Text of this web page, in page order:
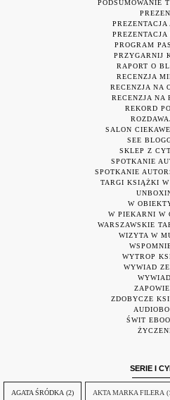
PODSUMOWANIE
PREZENTACJA
PROGRAM
PRZYGARNIJ
RAPORT O
RECENZJA
RECENZJA NA
RECENZJA NA
REKORD
SALON
SEE
SKLEP Z
SPOTKANIE
SPOTKANIE
TARGI KSIĄŻKI
W
W PIEKARNI W
WARSZAWSKIE
WIZYTA W
WYTROP
WYWIAD
ZDOBYCZE
ŚWIT
SERIE I
AGATA ŚRÓDKA (2) AKTA MARKA FILERA